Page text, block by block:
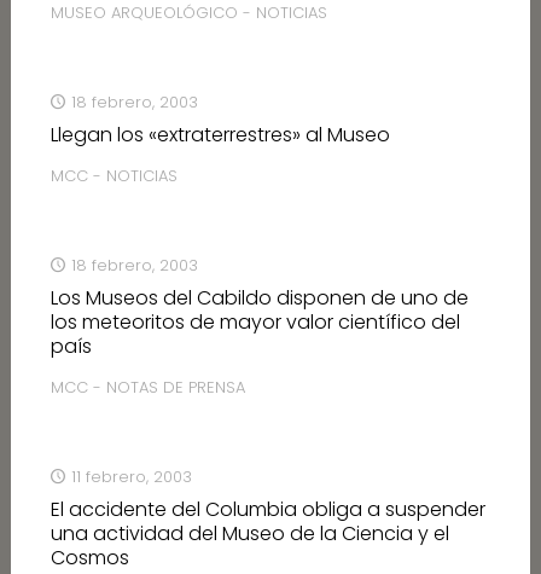
MUSEO ARQUEOLÓGICO - NOTICIAS
18 febrero, 2003
Llegan los «extraterrestres» al Museo
MCC - NOTICIAS
18 febrero, 2003
Los Museos del Cabildo disponen de uno de
los meteoritos de mayor valor científico del
país
MCC - NOTAS DE PRENSA
11 febrero, 2003
El accidente del Columbia obliga a suspender
una actividad del Museo de la Ciencia y el
Cosmos